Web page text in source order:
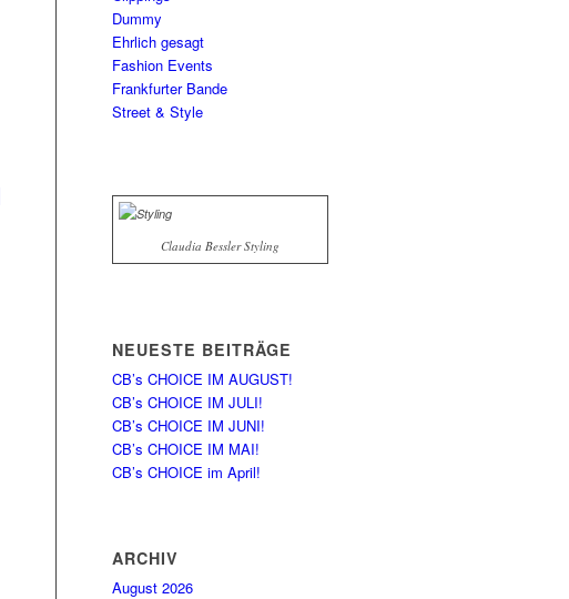
Dummy
Ehrlich gesagt
Fashion Events
Frankfurter Bande
Street & Style
Claudia Bessler Styling
NEUESTE BEITRÄGE
CB’s CHOICE IM AUGUST!
CB’s CHOICE IM JULI!
CB’s CHOICE IM JUNI!
CB’s CHOICE IM MAI!
CB’s CHOICE im April!
ARCHIV
August 2026